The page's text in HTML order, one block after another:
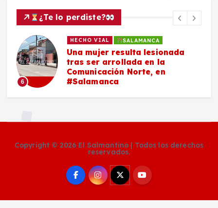
¿Te lo perdiste?
6
HECHO VIAL SALAMANCA
Una mujer resulta lesionada
tras ser arrollada en la
Comunicación Norte, en
#Salamanca
Copyright © 2026 El Salmantino | Todos los derechos
reservados.